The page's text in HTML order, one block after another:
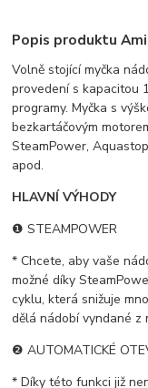
Popis produktu
Volně stojící myčka
provedení s kapacitou
programy. Myčka s
bezkartáčovým
SteamPower,
apod.
HLAVNÍ VÝHODY
❶ STEAMPOWER
* Chcete, aby vaše
možné díky
cyklu, která snižuje
dělá nádobí vyndané z
❷ AUTOMATICKÉ
* Díky této funkci již